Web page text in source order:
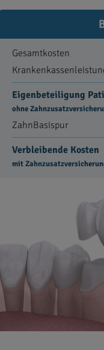
Gesamtkosten
Eigenbeteiligung
ohne
ZahnBasispur
Verbleibende Kosten
mit